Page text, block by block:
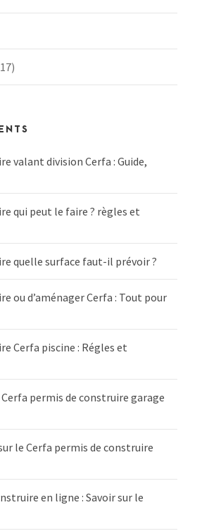
valant division Cerfa : Guide,
qui peut le faire ? règles et
quelle surface faut-il prévoir ?
ou d’aménager Cerfa : Tout pour
Cerfa piscine : Régles et
permis de construire garage
le Cerfa permis de construire
en ligne : Savoir sur le